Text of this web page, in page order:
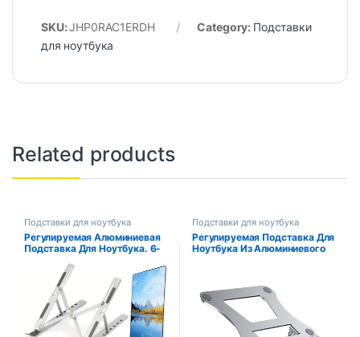
SKU:JHP0RAC1ERDH Category: Подставки
для ноутбука
Related products
Подставки для ноутбука
Регулируемая Алюминиевая
Подставка Для Ноутбука. 6-
Портативная Конструкция
Для Ноутбуков С Диагональю
8–16…
Подставки для ноутбука
Регулируемая Подставка Для
Ноутбука Из Алюминиевого
Ноутбуков И…